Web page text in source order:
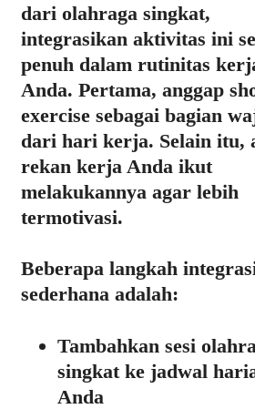
dari olahraga singkat,
integrasikan aktivitas ini
penuh dalam rutinitas
Anda. Pertama, anggap
exercise sebagai bagian
dari hari kerja. Selain itu,
rekan kerja Anda ikut
melakukannya agar lebih
termotivasi.
Beberapa langkah
sederhana adalah:
Tambahkan sesi
singkat ke jadwal
Anda